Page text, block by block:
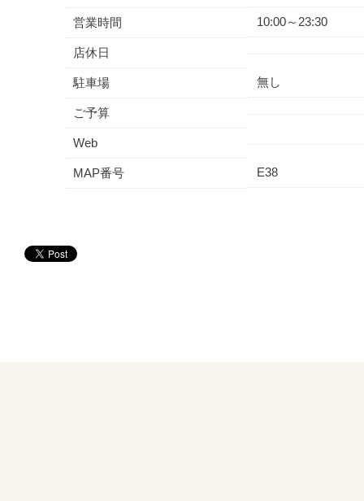
営業時間 10:00～23:30
店休日
駐車場 無し
ご予算
Web
MAP番号 E38